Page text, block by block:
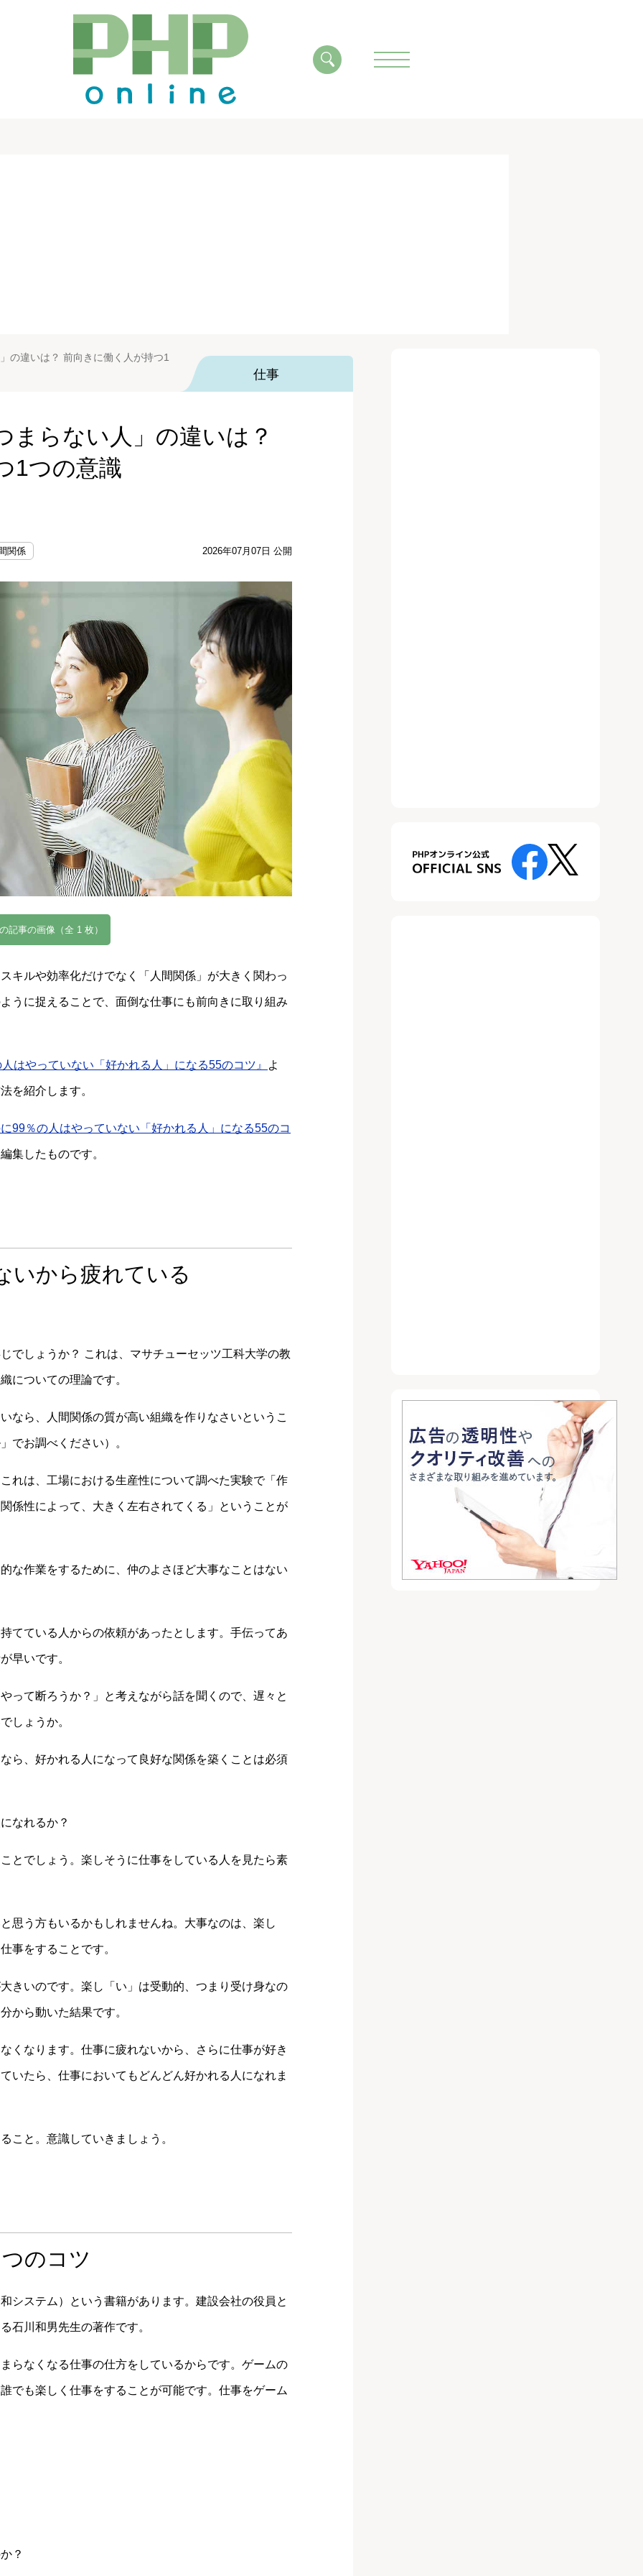
の違いは？ 前向きに働く人が持つ1
仕事
まらない人」の違いは？
1つの意識
関係 2026年07月07日 公開
記事の画像（全 1 枚）
キルや効率化だけでなく「人間関係」が大きく関わっ
うに捉えることで、面倒な仕事にも前向きに取り組み
はやっていない「好かれる人」になる55のコツ』 よ
を紹介します。
99％の人はやっていない「好かれる人」になる55のコ
集したものです。
いから疲れている
でしょうか？ これは、マサチューセッツ工科大学の教
についての理論です。
なら、人間関係の質が高い組織を作りなさいというこ
でお調べください）。
れは、工場における生産性について調べた実験で「作
係性によって、大きく左右されてくる」ということが
な作業をするために、仲のよさほど大事なことはない
てている人からの依頼があったとします。手伝ってあ
早いです。
って断ろうか？」と考えながら話を聞くので、遅々と
しょうか。
ら、好かれる人になって良好な関係を築くことは必須
なれるか？
とでしょう。楽しそうに仕事をしている人を見たら素
思う方もいるかもしれませんね。大事なのは、楽し
事をすることです。
きいのです。楽し「い」は受動的、つまり受け身なの
から動いた結果です。
くなります。仕事に疲れないから、さらに仕事が好き
いたら、仕事においてもどんどん好かれる人になれま
こと。意識していきましょう。
のコツ
システム）という書籍があります。建設会社の役員と
石川和男先生の著作です。
らなくなる仕事の仕方をしているからです。ゲームの
でも楽しく仕事をすることが可能です。仕事をゲーム
？